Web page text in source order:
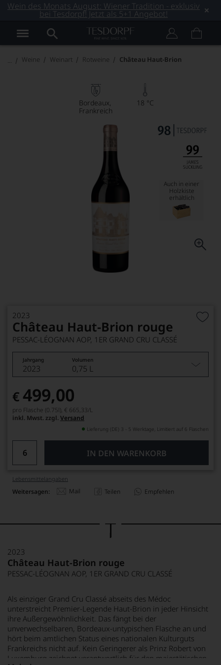
Wein des Monats August: Wiener Tradition - exklusiv
bei Tesdorpf! Jetzt als 5+1 Angebot!
Weine Weinart Rotweine Château Haut-Brion
Bordeaux
Frankreich
18 °C
Auch in einer
Holzkiste
erhältlich
2023
Château Haut-Brion rouge
PESSAC-LÉOGNAN AOP, 1ER GRAND CRU CLASSÉ
Jahrgang Volumen
2023 0,75 L
€ 499,00
pro Flasche (0.75l), € 665,33/L
inkl. Mwst. zzgl. Versand
Lieferung (DE) 3 - 5 Werktage, Limitiert auf 6 Flaschen
IN DEN WARENKORB
Lebensmittel­angaben
Weitersagen: Mail Teilen Empfehlen
2023
Château Haut-Brion rouge
PESSAC-LÉOGNAN AOP, 1ER GRAND CRU CLASSÉ
Als einziger Grand Cru Classé abseits des Médoc
unterstreicht Premier-Legende Haut-Brion in jeder Hinsicht
ihre Außergewöhnlichkeit. Das fängt bei der
unverwechselbaren, Bordeaux-untypischen Flasche an und
hört beim amtlichen Status eines nationalen Kulturguts
Frankreichs nicht auf. Kein Geringerer als Prinz Robert von
Luxemburg zeichnet verantwortlich für den majestätischen